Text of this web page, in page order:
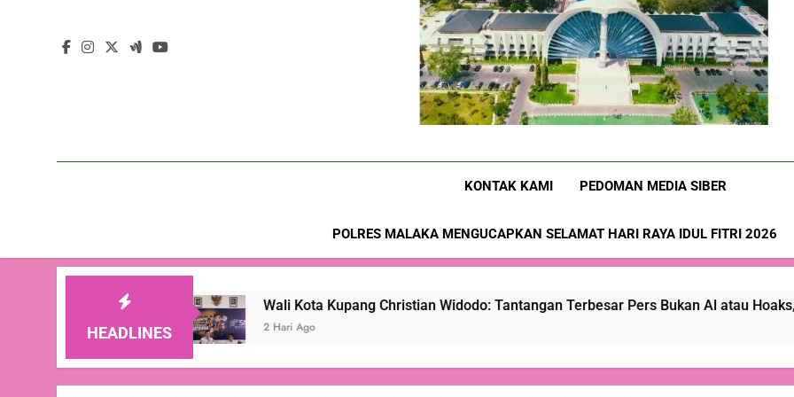
bagi
Mafia
Beras
Fortifikasi
atau
Hoaks,
Tapi
Kepercayaan
Publik
Sasando
bagi
Beras
Fortifikasi
atau
Hoaks,
Tapi
Kepercayaan
Publik
Hotel
Sasando
Ruang
bagi
Mafia
Beras
Fortifikasi
Nusa-
KONTAK KAMI PEDOMAN MEDIA SIBER
POLRES MALAKA MENGUCAPKAN SELAMAT HARI RAYA IDUL FITRI 2026
HEADLINES
Wali Kota Kupang Christian Widodo: Tantangan Terbesar Pers Bukan Al atau Hoaks, Tapi
2 Hari Ago